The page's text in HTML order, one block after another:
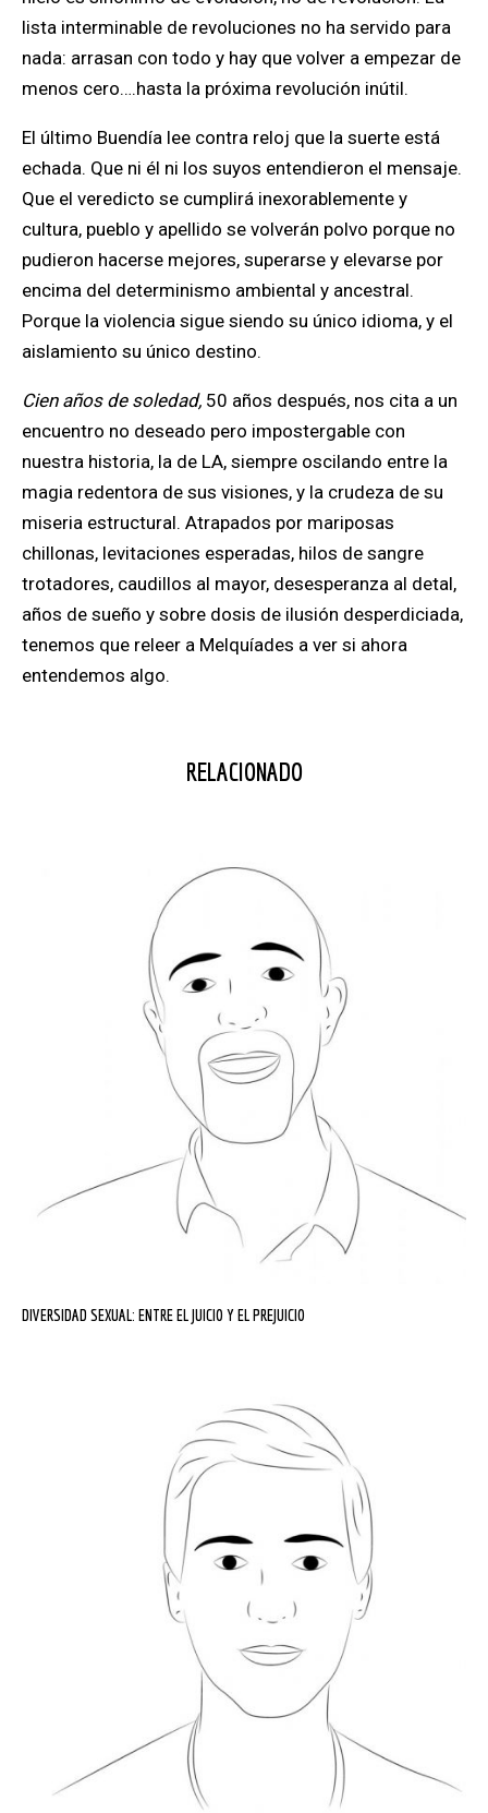
lista interminable de revoluciones no ha servido para
nada: arrasan con todo y hay que volver a empezar de
menos cero….hasta la próxima revolución inútil.
El último Buendía lee contra reloj que la suerte está
echada. Que ni él ni los suyos entendieron el mensaje.
Que el veredicto se cumplirá inexorablemente y
cultura, pueblo y apellido se volverán polvo porque no
pudieron hacerse mejores, superarse y elevarse por
encima del determinismo ambiental y ancestral.
Porque la violencia sigue siendo su único idioma, y el
aislamiento su único destino.
Cien años de soledad, 50 años después, nos cita a un
encuentro no deseado pero impostergable con
nuestra historia, la de LA, siempre oscilando entre la
magia redentora de sus visiones, y la crudeza de su
miseria estructural. Atrapados por mariposas
chillonas, levitaciones esperadas, hilos de sangre
trotadores, caudillos al mayor, desesperanza al detal,
años de sueño y sobre dosis de ilusión desperdiciada,
tenemos que releer a Melquíades a ver si ahora
entendemos algo.
RELACIONADO
DIVERSIDAD SEXUAL: ENTRE EL JUICIO Y EL PREJUICIO